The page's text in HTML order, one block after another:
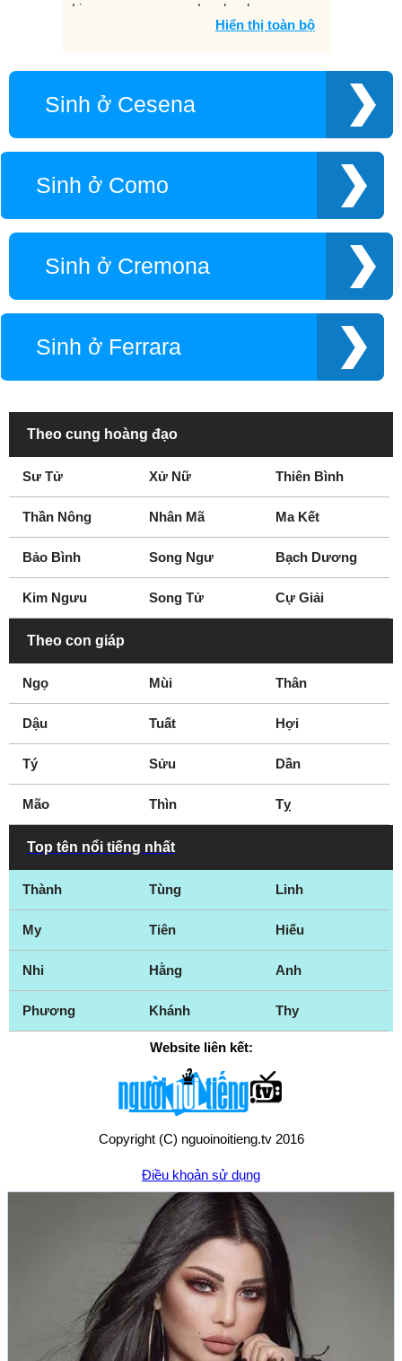
Livorno
Lombardy
Marche
Naples
Parma
Pesaro
Pisa
Pordenone
Reggio Calabria
Rome
Salerno
Venezia
Hiển thị toàn bộ
Sinh ở Cesena
Sinh ở Como
Sinh ở Cremona
Sinh ở Ferrara
Theo cung hoàng đạo
Sư Tử Xử Nữ Thiên Bình
Thần Nông Nhân Mã Ma Kết
Bảo Bình Song Ngư Bạch Dương
Kim Ngưu Song Tử Cự Giải
Theo con giáp
Ngọ Mùi Thân
Dậu Tuất Hợi
Tý Sửu Dần
Mão Thìn Tỵ
Top tên nổi tiếng nhất
Thành Tùng Linh
My Tiên Hiếu
Nhi Hằng Anh
Phương Khánh Thy
Website liên kết:
Copyright (C) nguoinoitieng.tv 2016
Điều khoản sử dụng
Chính sách quyền riêng tư
Liên hệ:mail.nguoinoitieng.tv@gmail.com